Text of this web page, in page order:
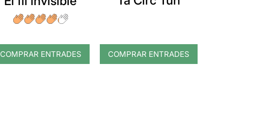
COMPRAR ENTRADES COMPRAR ENTRADES